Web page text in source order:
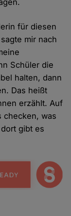
für diesen
mir nach
Schüler die
halten, dann
Das heißt
erzählt. Auf
checken, was
gibt es